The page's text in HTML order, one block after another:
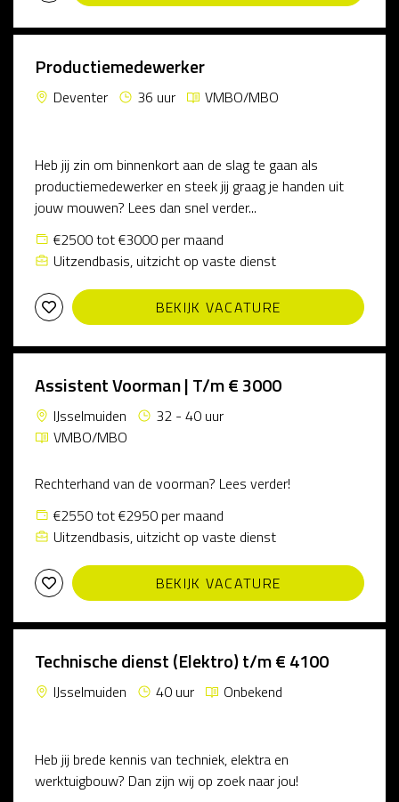
Productiemedewerker
Deventer 36 uur VMBO/MBO
Heb jij zin om binnenkort aan de slag te gaan als
productiemedewerker en steek jij graag je handen uit
jouw mouwen? Lees dan snel verder...
€2500 tot €3000 per maand
Uitzendbasis, uitzicht op vaste dienst
BEKIJK VACATURE
Assistent Voorman | T/m € 3000
IJsselmuiden
32 - 40 uur
VMBO/MBO
Rechterhand van de voorman? Lees verder!
€2550 tot €2950 per maand
Uitzendbasis, uitzicht op vaste dienst
BEKIJK VACATURE
Technische dienst (Elektro) t/m € 4100
IJsselmuiden 40 uur Onbekend
Heb jij brede kennis van techniek, elektra en
werktuigbouw? Dan zijn wij op zoek naar jou!